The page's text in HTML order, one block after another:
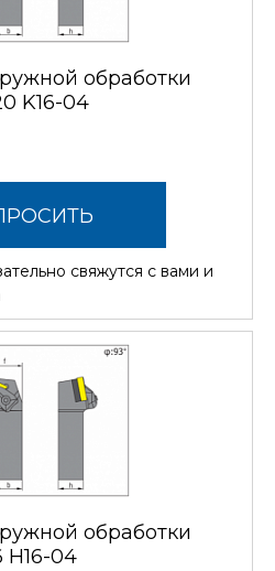
обработки
K16-04
свяжутся с вами и
обработки
H16-04